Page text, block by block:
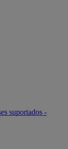
suportados -